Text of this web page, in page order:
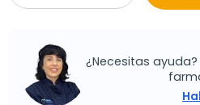
¿Necesitas